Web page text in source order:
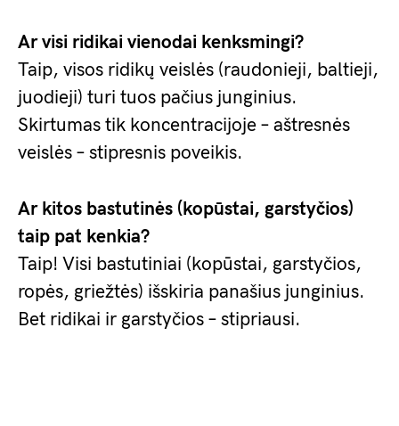
Ar visi ridikai vienodai kenksmingi?
Taip, visos ridikų veislės (raudonieji, baltieji,
juodieji) turi tuos pačius junginius.
Skirtumas tik koncentracijoje – aštresnės
veislės – stipresnis poveikis.
Ar kitos bastutinės (kopūstai, garstyčios)
taip pat kenkia?
Taip! Visi bastutiniai (kopūstai, garstyčios,
ropės, griežtės) išskiria panašius junginius.
Bet ridikai ir garstyčios – stipriausi.